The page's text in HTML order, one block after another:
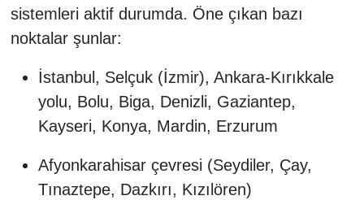
sistemleri aktif durumda. Öne çıkan bazı
noktalar şunlar:
İstanbul, Selçuk (İzmir), Ankara-Kırıkkale
yolu, Bolu, Biga, Denizli, Gaziantep,
Kayseri, Konya, Mardin, Erzurum
Afyonkarahisar çevresi (Seydiler, Çay,
Tınaztepe, Dazkırı, Kızılören)